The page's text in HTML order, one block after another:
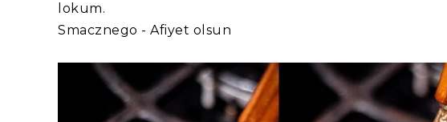
lokum.
Smacznego - Afiyet olsun